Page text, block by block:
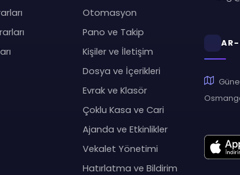
Otomasyon
Pano ve Takip
Kişiler ve İletişim
Dosya ve İçerikleri
Evrak ve Klasör
Çoklu Kasa ve Cari
Ajanda ve Etkinlikler
Vekalet Yönetimi
Hatırlatma ve Bildirim
AR-